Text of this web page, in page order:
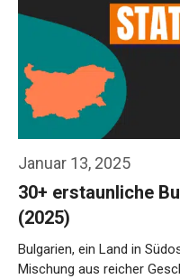
Januar 13, 2025
30+ erstaunliche
(2025)
Bulgarien, ein Land in
Mischung aus reicher